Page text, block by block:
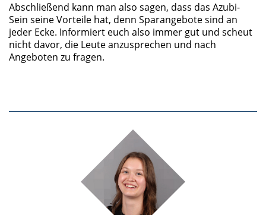
Abschließend kann man also sagen, dass das Azubi-
Sein seine Vorteile hat, denn Sparangebote sind an
jeder Ecke. Informiert euch also immer gut und scheut
nicht davor, die Leute anzusprechen und nach
Angeboten zu fragen.